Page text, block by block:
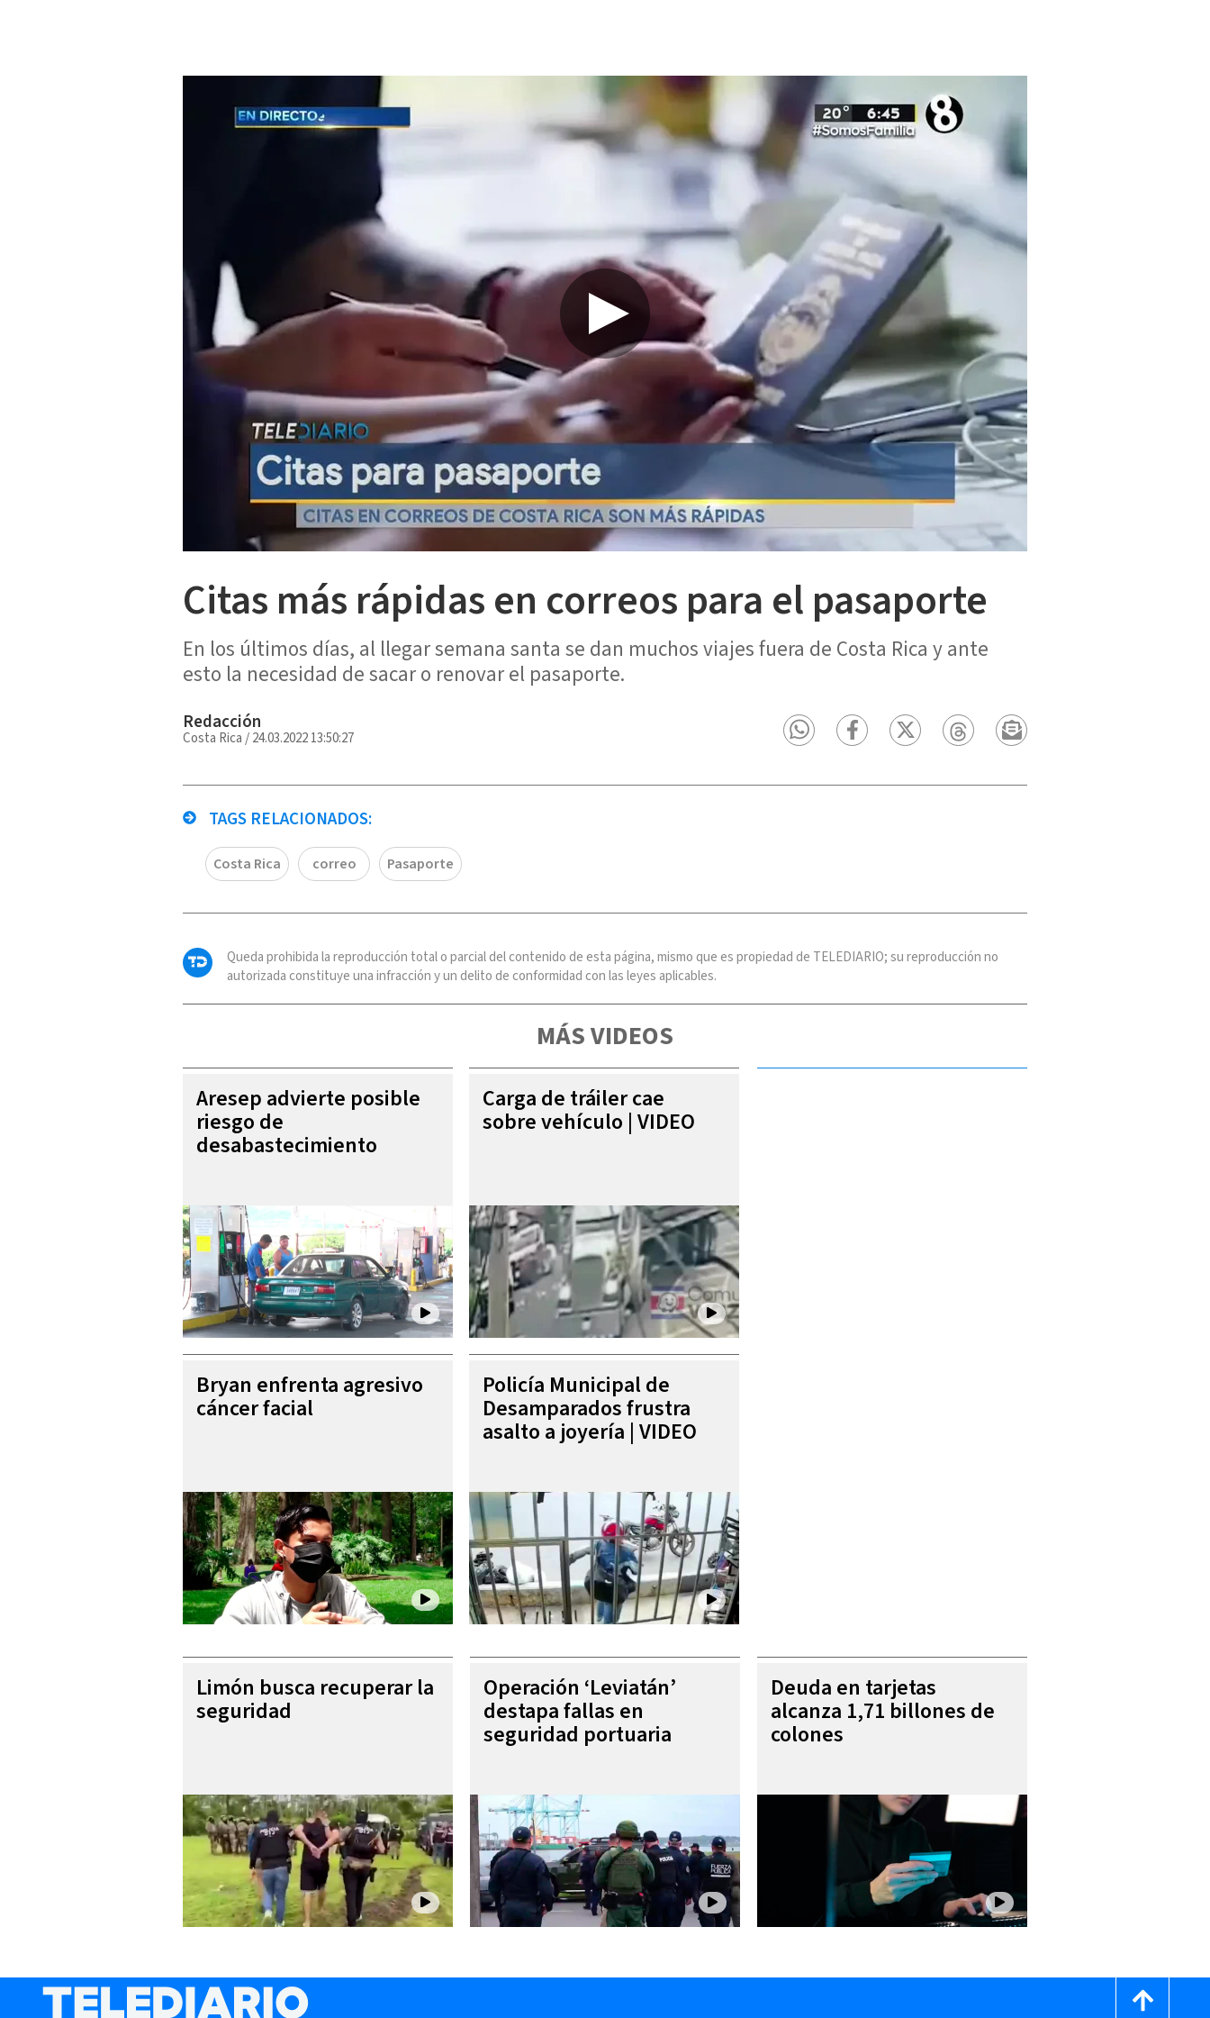
Citas más rápidas en correos para el pasaporte
En los últimos días, al llegar semana santa se dan muchos viajes fuera de Costa Rica y ante
esto la necesidad de sacar o renovar el pasaporte.
Redacción
Costa Rica /24.03.2022 13:50:27
TAGS RELACIONADOS:
Costa Rica correo Pasaporte
Queda prohibida la reproducción total o parcial del contenido de esta página, mismo que es propiedad de TELEDIARIO; su reproducción no
autorizada constituye una infracción y un delito de conformidad con las leyes aplicables.
MÁS VIDEOS
Aresep advierte posible
riesgo de
desabastecimiento
Carga de tráiler cae
sobre vehículo | VIDEO
Bryan enfrenta agresivo
cáncer facial
Policía Municipal de
Desamparados frustra
asalto a joyería | VIDEO
Limón busca recuperar la
seguridad
Operación ‘Leviatán’
destapa fallas en
seguridad portuaria
Deuda en tarjetas
alcanza 1,71 billones de
colones